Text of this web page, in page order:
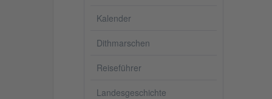
Kalender
Dithmarschen
Reiseführer
Landesgeschichte